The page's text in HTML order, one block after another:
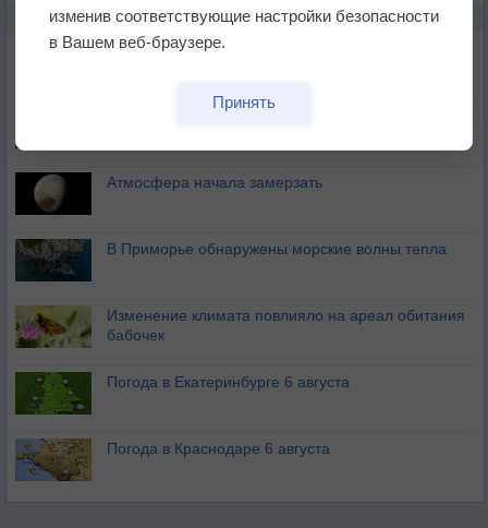
НОВОЕ О ПОГОДЕ
Космическая погода влияет на транспорт
Приложение построит маршрут через тень
Атмосфера начала замерзать
В Приморье обнаружены морские волны тепла
Изменение климата повлияло на ареал обитания
бабочек
Погода в Екатеринбурге 6 августа
Погода в Краснодаре 6 августа
изменив соответствующие настройки безопасности
в Вашем веб-браузере.
Принять